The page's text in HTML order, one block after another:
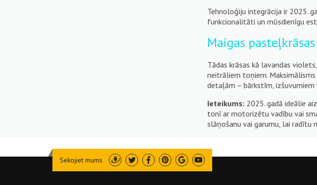
Tehnoloģiju integrācija ir 2025.
funkcionalitāti un mūsdienīgu
Maigas pasteļkrāsas
Tādas krāsas kā lavandas
neitrāliem toņiem.
detaļām – bārkstīm,
Ieteikums: 2025. gadā ideālie
tonī ar motorizētu vadību vai
slāņošanu vai garumu, lai radītu
Sekojiet mums Draugiem
TwitterFacebookPinterest
GoogleYoutube